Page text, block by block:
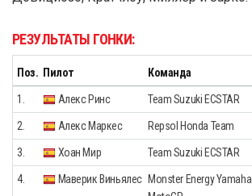
РЕЗУЛЬТАТЫ ГОНКИ:
Поз. Пилот Команда
1. Алекс Ринс Team Suzuki ECSTAR
2. Алекс Маркес Repsol Honda Team
3. Хоан Мир Team Suzuki ECSTAR
4. Маверик Виньялес Monster Energy Yamaha